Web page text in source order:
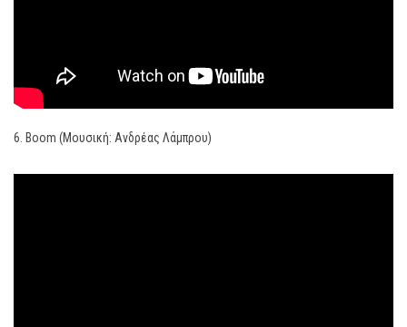
6. Boom (Μουσική: Ανδρέας Λάμπρου)